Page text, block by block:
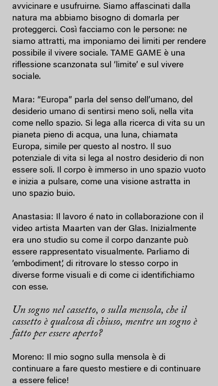
avvicinare e usufruirne. Siamo affascinati dalla
natura ma abbiamo bisogno di domarla per
proteggerci. Così facciamo con le persone: ne
siamo attratti, ma imponiamo dei limiti per rendere
possibile il vivere sociale. TAME GAME è una
riflessione scanzonata sul ‘limite’ e sul vivere
sociale.
Mara: “Europa” parla del senso dell’umano, del
desiderio umano di sentirsi meno soli, nella vita
come nello spazio. Si lega alla ricerca di vita su un
pianeta pieno di acqua, una luna, chiamata
Europa, simile per questo al nostro. Il suo
potenziale di vita si lega al nostro desiderio di non
essere soli. Il corpo è immerso in uno spazio vuoto
e inizia a pulsare, come una visione astratta in
uno spazio buio.
Anastasia: Il lavoro é nato in collaborazione con il
video artista Maarten van der Glas. Inizialmente
era uno studio su come il corpo danzante può
essere rappresentato visualmente. Parliamo di
’embodiment’, di ritrovare lo stesso corpo in
diverse forme visuali e di come ci identifichiamo
con esse.
Un sogno nel cassetto, o sulla mensola, che il
cassetto è qualcosa di chiuso, mentre un sogno è
fatto per essere aperto?
Moreno: Il mio sogno sulla mensola è di
continuare a fare questo mestiere e di continuare
a essere felice!